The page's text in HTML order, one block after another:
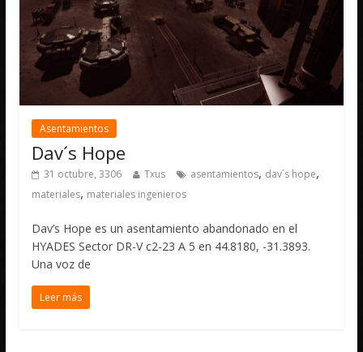
Asentamientos
Dav´s Hope
31 octubre, 3306 Txus asentamientos, dav´s hope,
materiales, materiales ingenieros
Dav’s Hope es un asentamiento abandonado en el
HYADES Sector DR-V c2-23 A 5 en 44.8180, -31.3893.
Una voz de
Leer más